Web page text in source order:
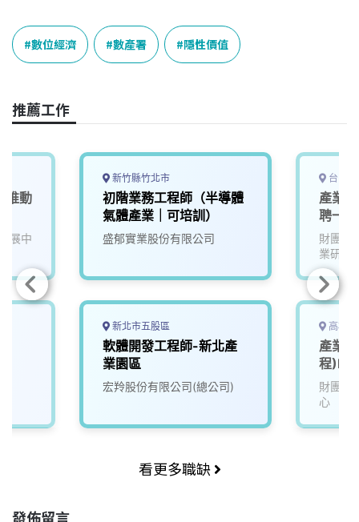
c
e
b
o
k
n
e
r
e
a
n
k
e
n
p
y
L
k
數位經濟 數產署 隱性價值
推薦工作
推動
展中
新竹縣竹北市
初階業務工程師（半導體
氣體產業｜可培訓）
盛郁實業股份有限公司
新北市五股區
軟體開發工程師-新北產
業園區
宏羚股份有限公司(總公司)
台中
產業
聘一
財團法
業研究
高雄
產業
程)F7
財團法
心
看更多職缺
發佈留言